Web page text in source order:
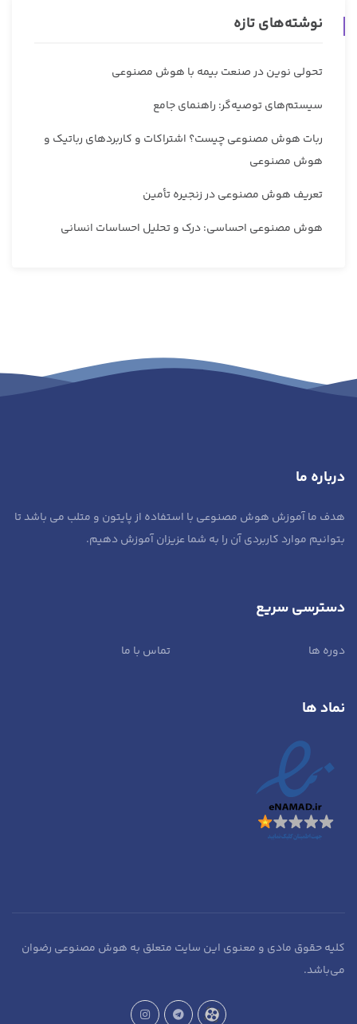
نوشته‌های تازه
تحولی نوین در صنعت بیمه با هوش مصنوعی
سیستم‌های توصیه‌گر: راهنمای جامع
ربات هوش مصنوعی چیست؟ اشتراکات و کاربردهای رباتیک و
هوش مصنوعی
تعریف هوش مصنوعی در زنجیره تأمین
هوش مصنوعی احساسی: درک و تحلیل احساسات انسانی
درباره ما
هدف ما آموزش هوش مصنوعی با استفاده از پایتون و متلب می باشد تا
بتوانیم موارد کاربردی آن را به شما عزیزان آموزش دهیم.
دسترسی سریع
دوره ها تماس با ما
نماد ها
کلیه حقوق مادی و معنوی این سایت متعلق به هوش مصنوعی رضوان
می‌باشد.